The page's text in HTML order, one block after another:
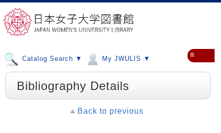
Catalog Search ▼ My JWULIS ▼ ≡
Bibliography Details
Back to previous